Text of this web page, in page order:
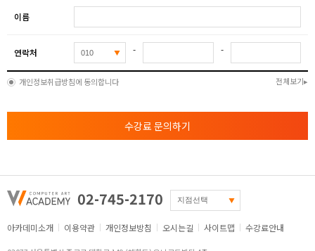
- 의상컬러링 디테일 전체적인 완성을 위한 작업
- 창작캐릭터 완성 및 이펙트와 림라이트 점검
( 학생의 개개인별 상황에 따라 바뀔 수 있음 )
이름
연락처 - -
개인정보취급방침에 동의합니다 전체보기
수강료 문의하기
02-745-2170
아카데미소개 이용약관 개인정보방침 오시는길 사이트맵 수강료안내